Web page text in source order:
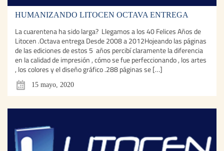
HUMANIZANDO LITOCEN OCTAVA ENTREGA
La cuarentena ha sido larga? Llegamos a los 40 Felices Años de
Litocen .Octava entrega Desde 2008 a 2012Hojeando las páginas
de las ediciones de estos 5 años percibí claramente la diferencia
en la calidad de impresión , cómo se fue perfeccionando , los artes
, los colores y el diseño gráfico .288 páginas se […]
15 mayo, 2020